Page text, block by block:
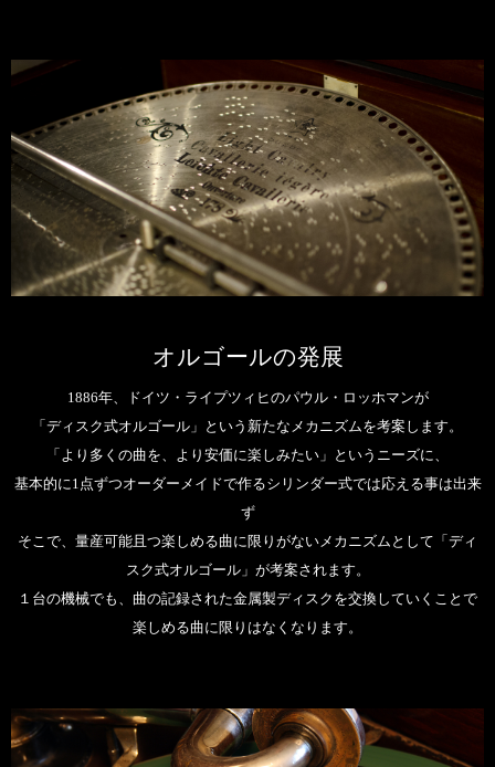
オルゴールの発展
1886年、ドイツ・ライプツィヒのパウル・ロッホマンが
「ディスク式オルゴール」という新たなメカニズムを考案します。
「より多くの曲を、より安価に楽しみたい」というニーズに、
基本的に1点ずつオーダーメイドで作るシリンダー式では応える事は出来
ず
そこで、量産可能且つ楽しめる曲に限りがないメカニズムとして「ディ
スク式オルゴール」が考案されます。
１台の機械でも、曲の記録された金属製ディスクを交換していくことで
楽しめる曲に限りはなくなります。